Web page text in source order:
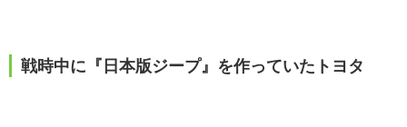
戦時中に『日本版ジープ』を作っていたトヨタ